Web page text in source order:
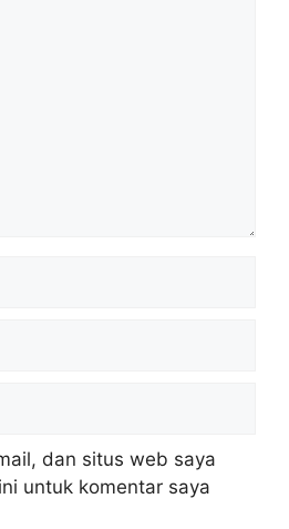
dan situs web saya
untuk komentar saya